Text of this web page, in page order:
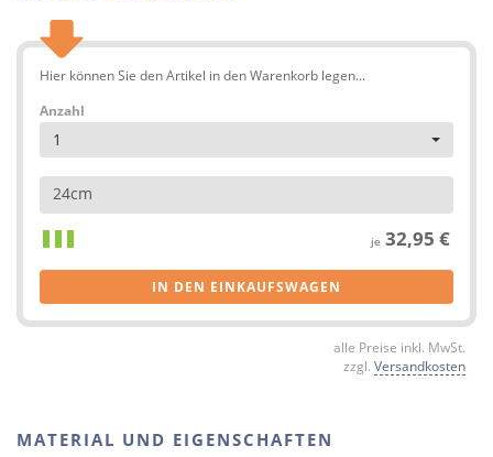
Hier können Sie den Artikel in den Warenkorb legen...
Anzahl
1
24cm
je 32,95 €
IN DEN EINKAUFSWAGEN
alle Preise inkl. MwSt.
zzgl. Versandkosten
MATERIAL UND EIGENSCHAFTEN